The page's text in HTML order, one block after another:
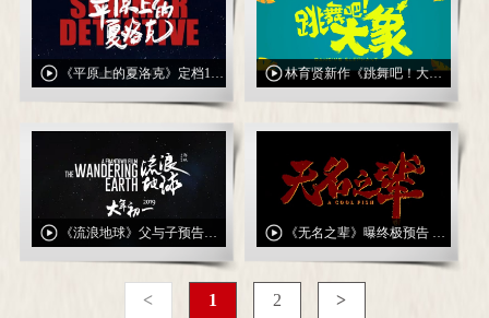
《平原上的夏洛克》定档11月29日 实力派荒诞喜剧笑果超赞 林育贤新作《跳舞吧！大象》定档7.26 开心麻花演员艾伦逗你一夏
《流浪地球》父与子预告发布 吴京屈楚萧演绎“中国式”父子情 《无名之辈》曝终极预告 陈建斌任素汐章宇爆笑开启荒诞之旅
< 1 2 >